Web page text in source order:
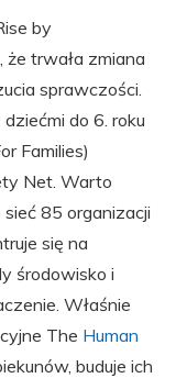
by
trwała zmiana
sprawczości.
do 6. roku
Families)
Net. Warto
sieć 85 organizacji
się na
środowisko i
Właśnie
The Human
buduje ich